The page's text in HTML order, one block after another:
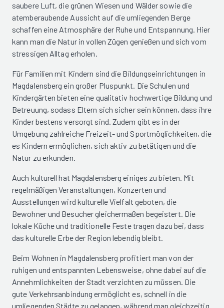
saubere Luft, die grünen Wiesen und Wälder sowie die
atemberaubende Aussicht auf die umliegenden Berge
schaffen eine Atmosphäre der Ruhe und Entspannung. Hier
kann man die Natur in vollen Zügen genießen und sich vom
stressigen Alltag erholen.
Für Familien mit Kindern sind die Bildungseinrichtungen in
Magdalensberg ein großer Pluspunkt. Die Schulen und
Kindergärten bieten eine qualitativ hochwertige Bildung und
Betreuung, sodass Eltern sich sicher sein können, dass ihre
Kinder bestens versorgt sind. Zudem gibt es in der
Umgebung zahlreiche Freizeit- und Sportmöglichkeiten, die
es Kindern ermöglichen, sich aktiv zu betätigen und die
Natur zu erkunden.
Auch kulturell hat Magdalensberg einiges zu bieten. Mit
regelmäßigen Veranstaltungen, Konzerten und
Ausstellungen wird kulturelle Vielfalt geboten, die
Bewohner und Besucher gleichermaßen begeistert. Die
lokale Küche und traditionelle Feste tragen dazu bei, dass
das kulturelle Erbe der Region lebendig bleibt.
Beim Wohnen in Magdalensberg profitiert man von der
ruhigen und entspannten Lebensweise, ohne dabei auf die
Annehmlichkeiten der Stadt verzichten zu müssen. Die
gute Verkehrsanbindung ermöglicht es, schnell in die
umliegenden Städte zu gelangen, während man gleichzeitig